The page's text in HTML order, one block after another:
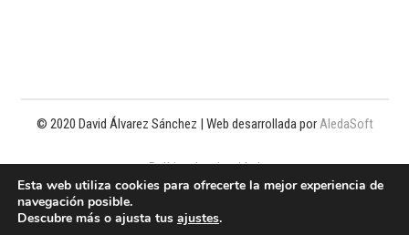
© 2020 David Álvarez Sánchez | Web desarrollada porAledaSoft
Política de privacidad
Esta web utiliza cookies para ofrecerte la mejor experiencia de
navegación posible.
Descubre más o ajusta tus ajustes.